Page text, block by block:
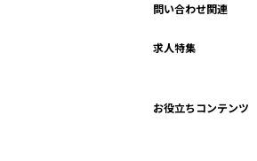
問い合わせ関連
求人特集
お役立ちコンテンツ